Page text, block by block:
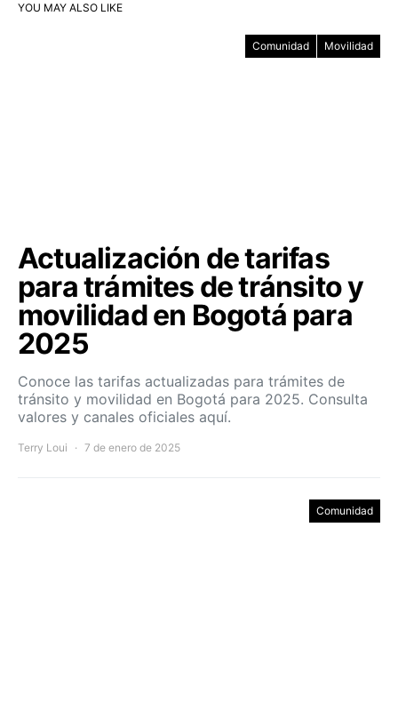
YOU MAY ALSO LIKE
Comunidad Movilidad
Actualización de tarifas
para trámites de tránsito y
movilidad en Bogotá para
2025
Conoce las tarifas actualizadas para trámites de
tránsito y movilidad en Bogotá para 2025. Consulta
valores y canales oficiales aquí.
Terry Loui 7 de enero de 2025
Comunidad